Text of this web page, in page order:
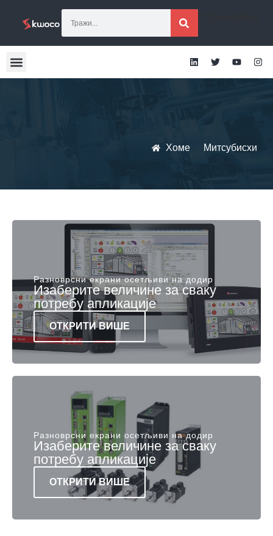
Хоме Митсубисхи
Разноврсни екрани осетљиви на додир
Изаберите величине за сваку
потребу апликације
ОТКРИТИ ВИШЕ
Разноврсни екрани осетљиви на додир
Изаберите величине за сваку
потребу апликације
ОТКРИТИ ВИШЕ